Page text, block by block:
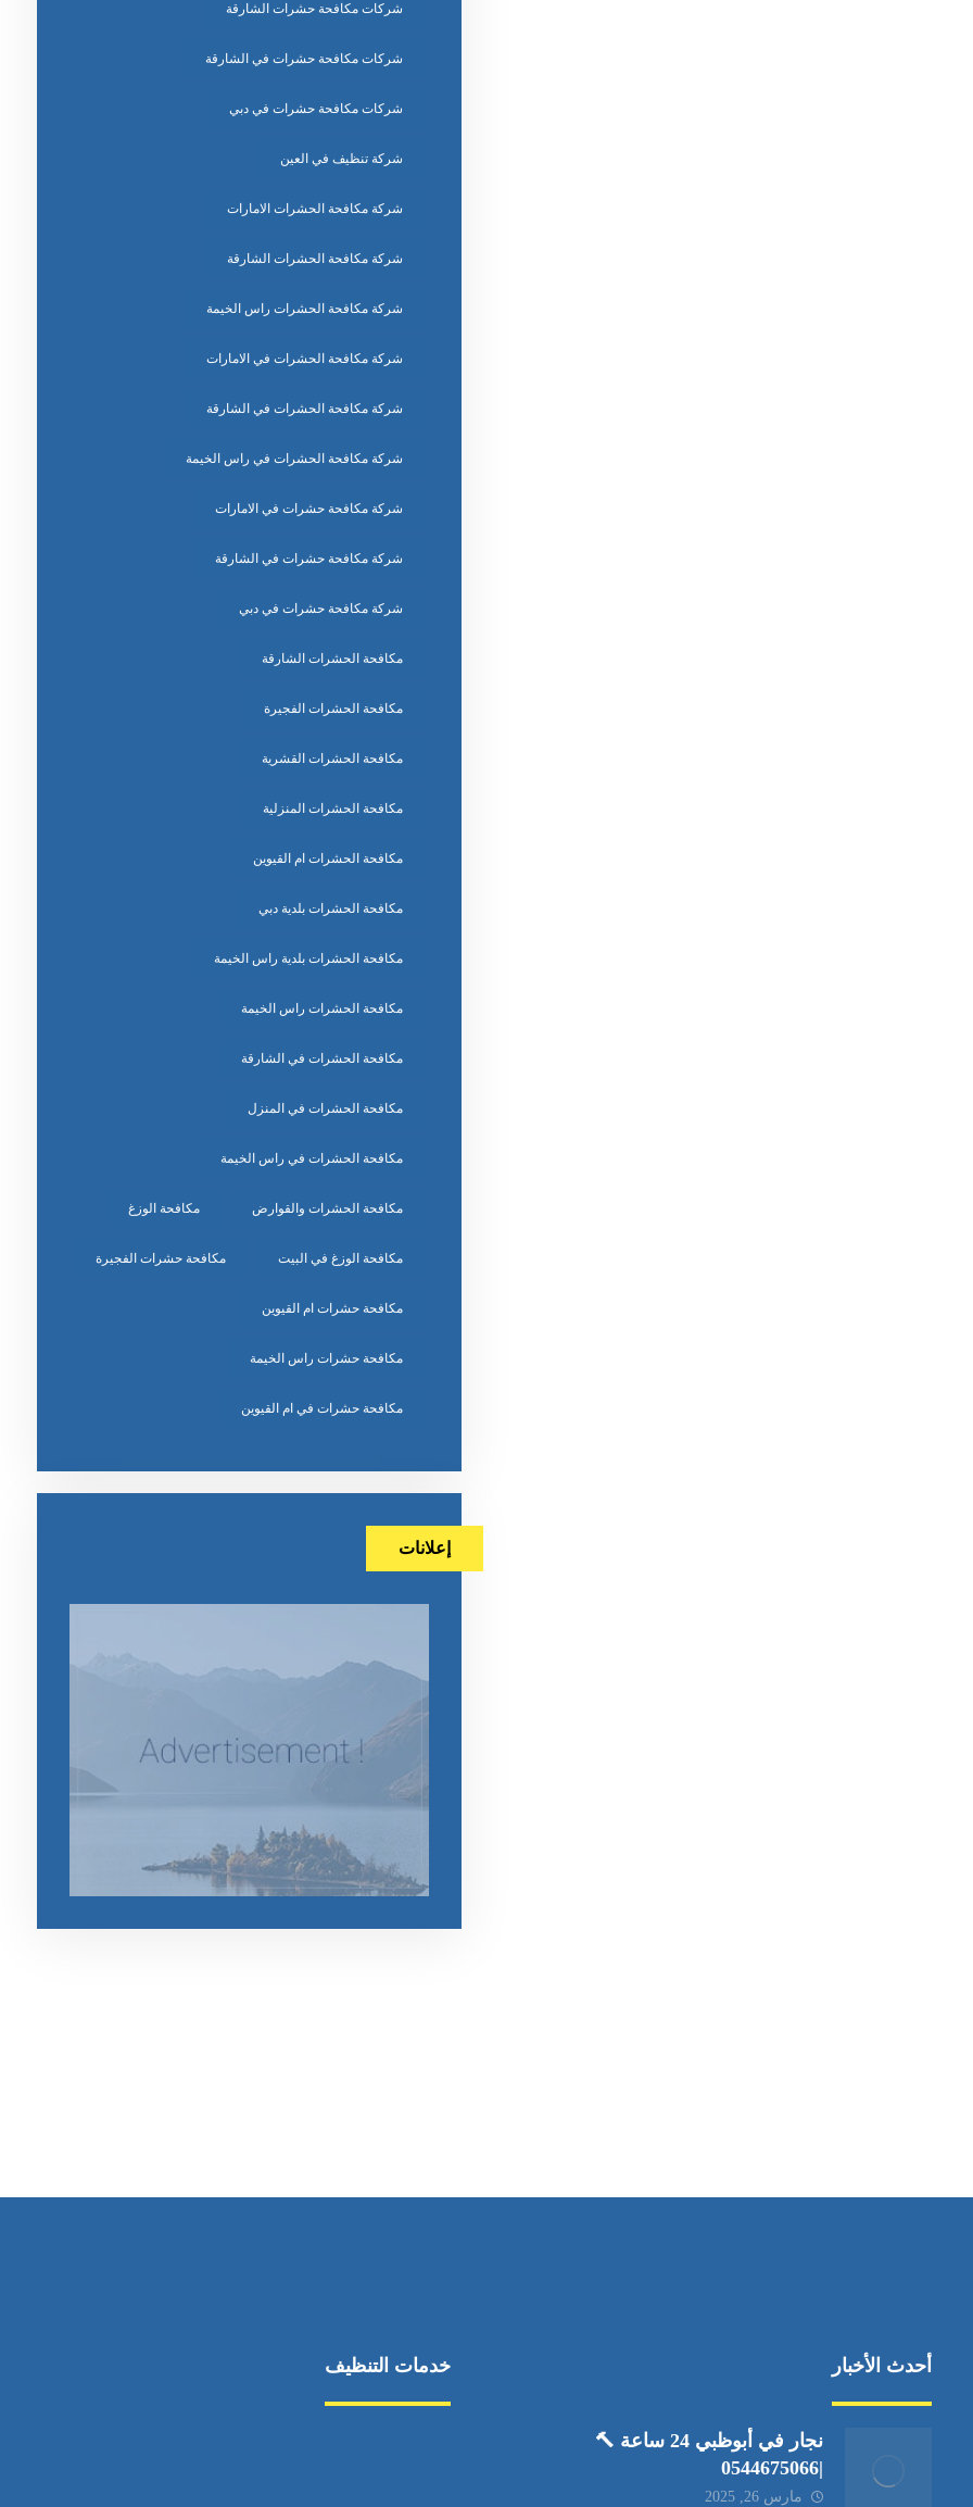
شركات مكافحة حشرات الشارقة
شركات مكافحة حشرات في الشارقة
شركات مكافحة حشرات في دبي
شركة تنظيف في العين
شركة مكافحة الحشرات الامارات
شركة مكافحة الحشرات الشارقة
شركة مكافحة الحشرات راس الخيمة
شركة مكافحة الحشرات في الامارات
شركة مكافحة الحشرات في الشارقة
شركة مكافحة الحشرات في راس الخيمة
شركة مكافحة حشرات في الامارات
شركة مكافحة حشرات في الشارقة
شركة مكافحة حشرات في دبي
مكافحة الحشرات الشارقة
مكافحة الحشرات الفجيرة
مكافحة الحشرات القشرية
مكافحة الحشرات المنزلية
مكافحة الحشرات ام القيوين
مكافحة الحشرات بلدية دبي
مكافحة الحشرات بلدية راس الخيمة
مكافحة الحشرات راس الخيمة
مكافحة الحشرات في الشارقة
مكافحة الحشرات في المنزل
مكافحة الحشرات في راس الخيمة
مكافحة الحشرات والقوارض مكافحة الوزغ
مكافحة الوزغ في البيت مكافحة حشرات الفجيرة
مكافحة حشرات ام القيوين
مكافحة حشرات راس الخيمة
مكافحة حشرات في ام القيوين
إعلانات
أحدث الأخبار
نجار في أبوظبي 24 ساعة 🔨
|0544675066
مارس 26, 2025
خدمات التنظيف